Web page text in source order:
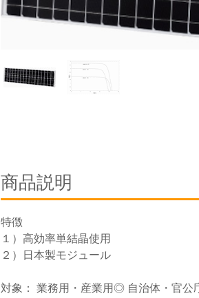
商品説明
特徴
１）高効率単結晶使用
２）日本製モジュール
対象： 業務用・産業用◎ 自治体・官